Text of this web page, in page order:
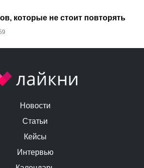
которые не стоит повторять
Новости
Статьи
Кейсы
Интервью